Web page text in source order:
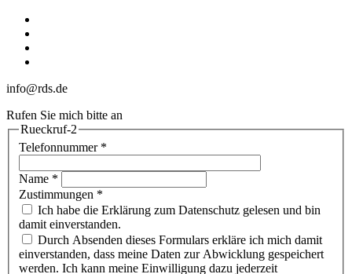
info@rds.de
Rufen Sie mich bitte an
Rueckruf-2
Telefonnummer *
Name *
Zustimmungen *
Ich habe die Erklärung zum Datenschutz gelesen und bin
damit einverstanden.
Durch Absenden dieses Formulars erkläre ich mich damit
einverstanden, dass meine Daten zur Abwicklung gespeichert
werden. Ich kann meine Einwilligung dazu jederzeit